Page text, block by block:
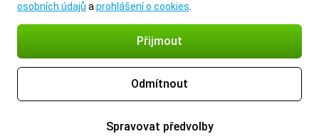
osobních údajů a prohlášení o cookies
Přijmout
Odmítnout
Spravovat předvolby